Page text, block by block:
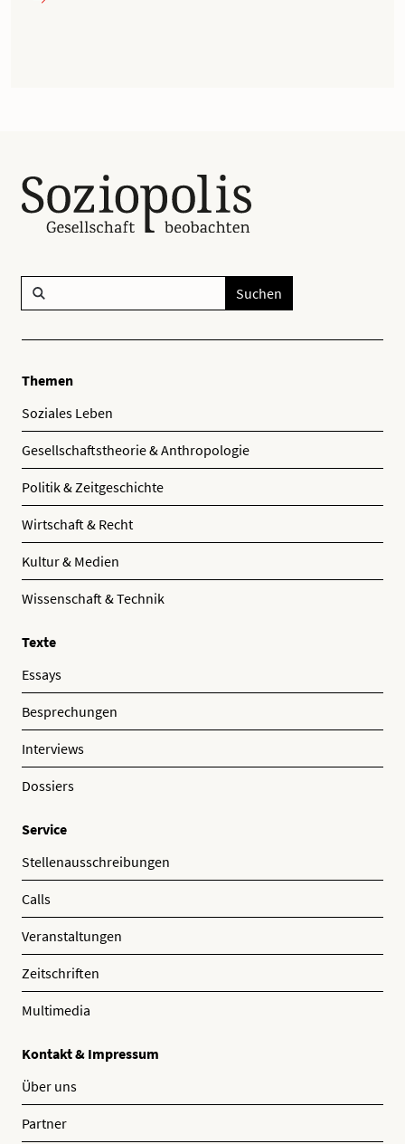
Suchen
Themen
Soziales Leben
Gesellschaftstheorie & Anthropologie
Politik & Zeitgeschichte
Wirtschaft & Recht
Kultur & Medien
Wissenschaft & Technik
Texte
Essays
Besprechungen
Interviews
Dossiers
Service
Stellenausschreibungen
Calls
Veranstaltungen
Zeitschriften
Multimedia
Kontakt & Impressum
Über uns
Partner